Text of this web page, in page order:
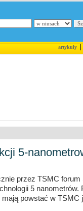
artykuły|
5-
przez TSMC
5 nanometrów.
powstać w TSMC